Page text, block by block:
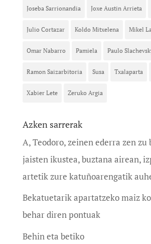
Joseba Sarrionandia Joxe Austin Arrieta
Julio Cortazar Koldo Mitxelena Mikel
Omar Nabarro Pamiela Paulo
Ramon Saizarbitoria Susa Txalaparta
Xabier Lete Zeruko Argia
Azken sarrerak
A, Teodoro, zeinen ederra zen
jaisten ikustea, buztana airean,
artetik zure katuñoarengatik
Bekatuetarik apartatzeko maiz
behar diren pontuak
Behin eta betiko